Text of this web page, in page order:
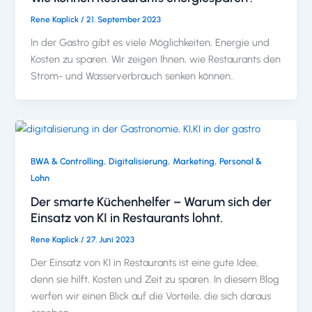
Rene Kaplick/21. September 2023
In der Gastro gibt es viele Möglichkeiten, Energie und
Kosten zu sparen. Wir zeigen Ihnen, wie Restaurants den
Strom- und Wasserverbrauch senken können..
BWA & Controlling,Digitalisierung,Marketing,Personal &
Lohn
Der smarte Küchenhelfer – Warum sich der
Einsatz von KI in Restaurants lohnt.
Rene Kaplick /27. Juni 2023
Der Einsatz von KI in Restaurants ist eine gute Idee,
denn sie hilft, Kosten und Zeit zu sparen. In diesem Blog
werfen wir einen Blick auf die Vorteile, die sich daraus